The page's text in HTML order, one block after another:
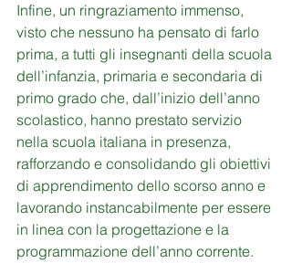
Infine, un ringraziamento immenso,
visto che nessuno ha pensato di farlo
prima, a tutti gli insegnanti della scuola
dell’infanzia, primaria e secondaria di
primo grado che, dall’inizio dell’anno
scolastico, hanno prestato servizio
nella scuola italiana in presenza,
rafforzando e consolidando gli obiettivi
di apprendimento dello scorso anno e
lavorando instancabilmente per essere
in linea con la progettazione e la
programmazione dell’anno corrente.